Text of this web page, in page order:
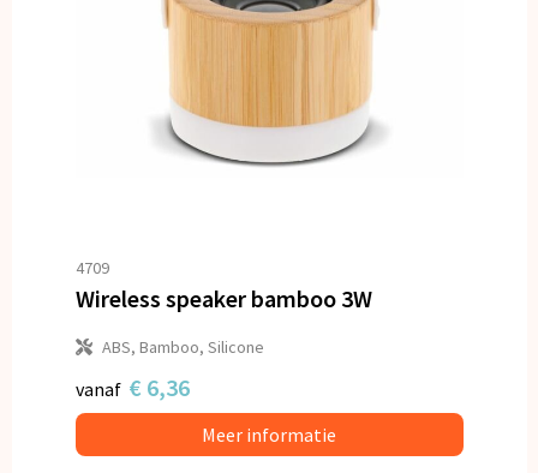
4709
Wireless speaker bamboo 3W
ABS, Bamboo, Silicone
vanaf € 6,36
Meer informatie